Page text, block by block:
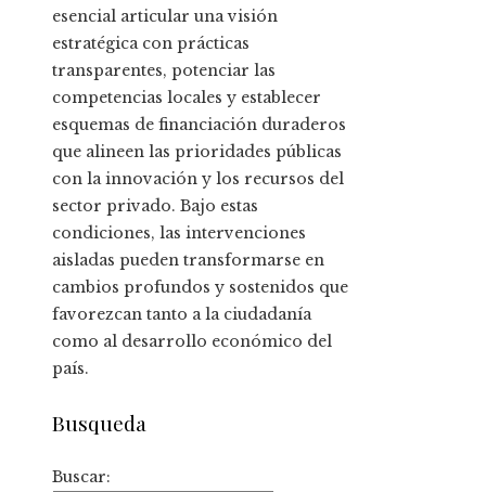
esencial articular una visión
estratégica con prácticas
transparentes, potenciar las
competencias locales y establecer
esquemas de financiación duraderos
que alineen las prioridades públicas
con la innovación y los recursos del
sector privado. Bajo estas
condiciones, las intervenciones
aisladas pueden transformarse en
cambios profundos y sostenidos que
favorezcan tanto a la ciudadanía
como al desarrollo económico del
país.
Busqueda
Buscar: